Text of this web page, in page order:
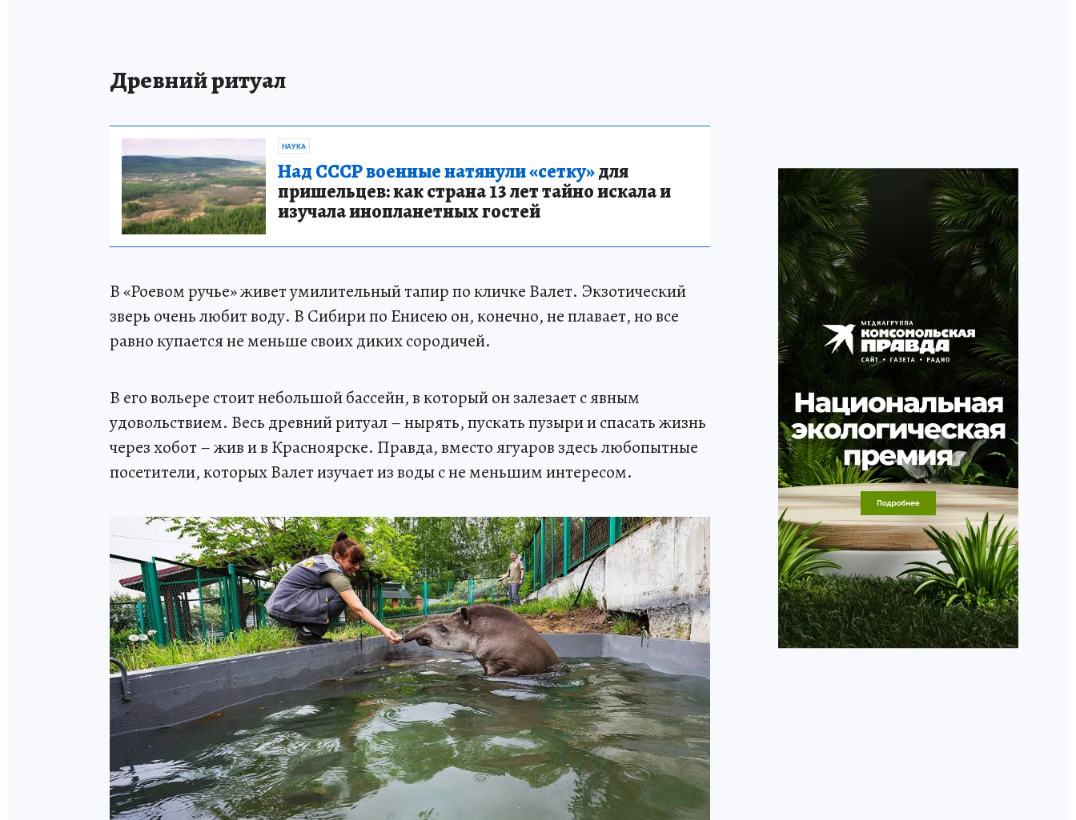
Древний ритуал
НАУКА
Над СССР военные натянули «сетку»для
пришельцев: как страна 13 лет тайно искала и
изучала инопланетных гостей
В «Роевом ручье» живет умилительный тапир по кличке Валет. Экзотический
зверь очень любит воду. В Сибири по Енисею он, конечно, не плавает, но все
равно купается не меньше своих диких сородичей.
В его вольере стоит небольшой бассейн, в который он залезает с явным
удовольствием. Весь древний ритуал – нырять, пускать пузыри и спасать жизнь
через хобот – жив и в Красноярске. Правда, вместо ягуаров здесь любопытные
посетители, которых Валет изучает из воды с не меньшим интересом.